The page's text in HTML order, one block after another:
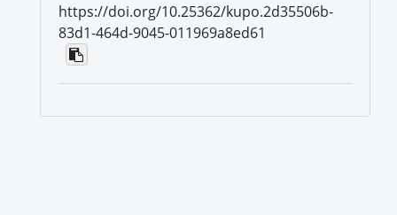
https://doi.org/10.25362/kupo.2d35506b-
83d1-464d-9045-011969a8ed61